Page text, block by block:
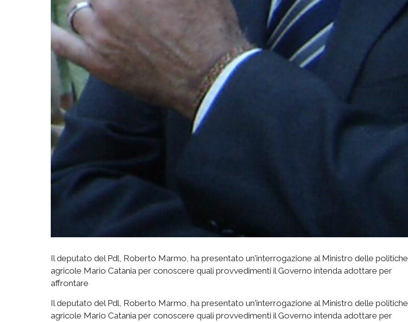
Il deputato del Pdl, Roberto Marmo, ha presentato un'interrogazione al Ministro delle politiche
agricole Mario Catania per conoscere quali provvedimenti il Governo intenda adottare per
affrontare
Il deputato del Pdl, Roberto Marmo, ha presentato un'interrogazione al Ministro delle politiche
agricole Mario Catania per conoscere quali provvedimenti il Governo intenda adottare per